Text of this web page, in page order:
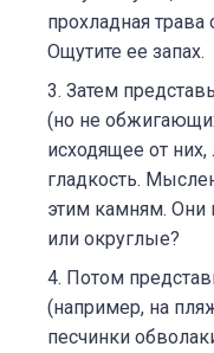
прохладная
Ощутите ее запах.
Затем
(но не
исходящее от
гладкость.
этим камням. Они
или округлые?
Потом
(например, на
песчинки